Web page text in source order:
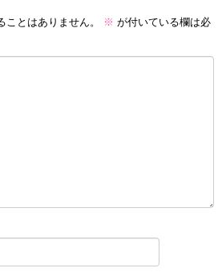
とはありません。 ※ が付いている欄は必